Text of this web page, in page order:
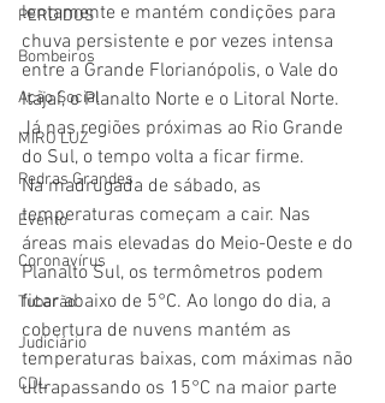
PERDIDOS
Bombeiros
Ação Social
MIRO LUZ
Pedras Grandes
Evento
Coronavírus
Tubarão
Judiciário
CDL
lentamente e mantém condições para
chuva persistente e por vezes intensa
entre a Grande Florianópolis, o Vale do
Itajaí, o Planalto Norte e o Litoral Norte.
Já nas regiões próximas ao Rio Grande
do Sul, o tempo volta a ficar firme.
Na madrugada de sábado, as
temperaturas começam a cair. Nas
áreas mais elevadas do Meio-Oeste e do
Planalto Sul, os termômetros podem
ficar abaixo de 5°C. Ao longo do dia, a
cobertura de nuvens mantém as
temperaturas baixas, com máximas não
ultrapassando os 15°C na maior parte